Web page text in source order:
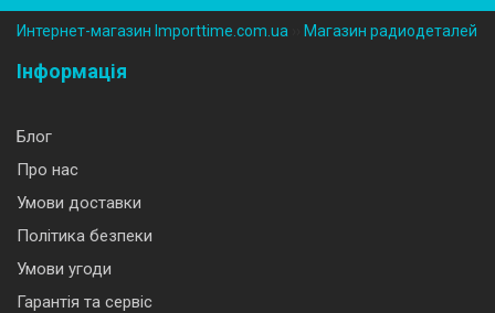
Интернет-магазин Importtime.com.ua Магазин радиодеталей
Інформація
Блог
Про нас
Умови доставки
Політика безпеки
Умови угоди
Гарантія та сервіс